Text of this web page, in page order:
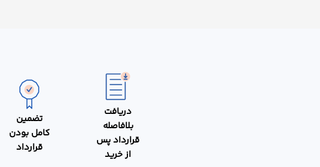
قرارداد را بین بیشتر از دو نفر نیز تنظیم کنید و نمونه قرارداد اسپانسر ورزشی
دقیق ایشان نیز در متن قرارداد نوشته شود و درباره وظایف ایشان به صورت
دریافت
بلافاصله
قرارداد پس
از خرید
تضمین
کامل بودن
قرارداد